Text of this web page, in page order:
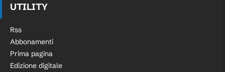
UTILITY
Rss
Abbonamenti
Prima pagina
Edizione digitale